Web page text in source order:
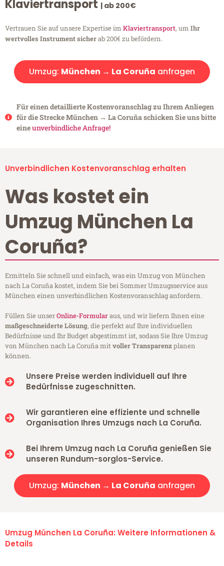
Klaviertransport | ab 200€
Vertrauen Sie auf unsere Expertise im Klaviertransport, um Ihr
wertvolles Instrument sicherab 200€ zu befördern.
Umzug: München → La Coruña anfragen
Für einen detaillierte Kostenvoranschlag zu Ihrem Anliegen
für die Strecke München → La Coruña schicken Sie uns bitte
eineunverbindliche Anfrage!
Unverbindlichen Kostenvoranschlag erhalten
Was kostet ein
Umzug München La
Coruña?
Ermitteln Sie schnell und einfach, was ein Umzug von München
nach La Coruña kostet, indem Sie bei Sommer Umzugsservice aus
München einen unverbindlichen Kostenvoranschlag anfordern.
Füllen Sie unserOnline-Formularaus, und wir liefern Ihnen eine
maßgeschneiderte Lösung, die perfekt auf Ihre individuellen
Bedürfnisse und Ihr Budget abgestimmt ist, sodass Sie Ihre Umzug
von München nach La Coruña mitvoller Transparenzplanen
können.
Unsere Preise werden individuell auf Ihre
Bedürfnisse zugeschnitten.
Wir garantieren eine effiziente und schnelle
Organisation Ihres Umzugs nach La Coruña.
Bei Ihrem Umzug nach La Coruña genießen Sie
unseren Rundum-sorglos-Service.
Umzug: München → La Coruña anfragen
Umzug München La Coruña: Weitere Informationen &
Details